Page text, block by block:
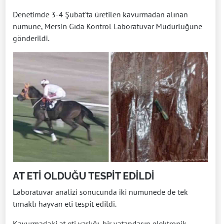
Denetimde 3-4 Şubat'ta üretilen kavurmadan alınan
numune, Mersin Gıda Kontrol Laboratuvar Müdürlüğüne
gönderildi.
AT ETİ OLDUĞU TESPİT EDİLDİ
Laboratuvar analizi sonucunda iki numunede de tek
tırnaklı hayvan eti tespit edildi.